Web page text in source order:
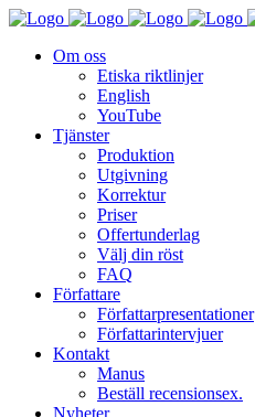
Om oss
Etiska riktlinjer
English
YouTube
Tjänster
Produktion
Utgivning
Korrektur
Priser
Offertunderlag
Välj din röst
FAQ
Författare
Författarpresentationer
Författarintervjuer
Kontakt
Manus
Beställ recensionsex.
Nyheter